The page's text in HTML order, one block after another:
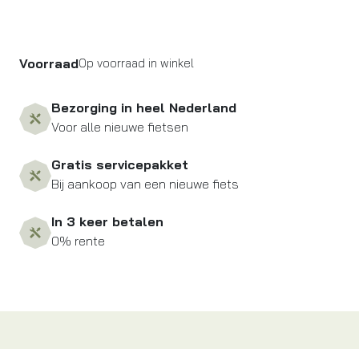
FIT
UNI
ZW-
aantal
VoorraadOp voorraad in winkel
Bezorging in heel Nederland
Voor alle nieuwe fietsen
Gratis servicepakket
Bij aankoop van een nieuwe fiets
In 3 keer betalen
0% rente